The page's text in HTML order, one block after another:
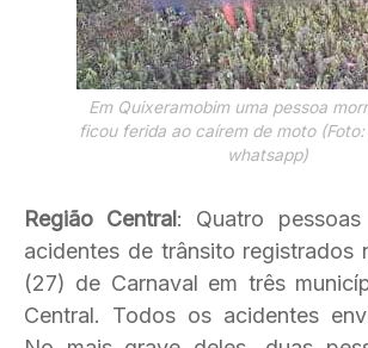
Em Quixeramobim uma pessoa
ficou ferida ao caírem de moto
whatsapp)
Região Central: Quatro
acidentes de trânsito registrados
(27) de Carnaval em três
Central. Todos os acidentes